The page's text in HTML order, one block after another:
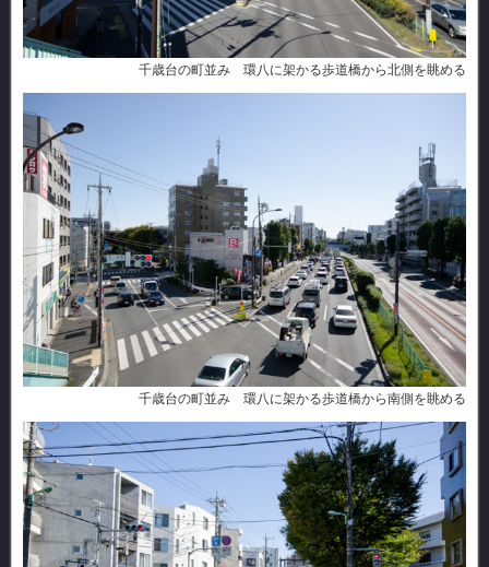
千歳台の町並み 環八に架かる歩道橋から北側を眺める
千歳台の町並み 環八に架かる歩道橋から南側を眺める